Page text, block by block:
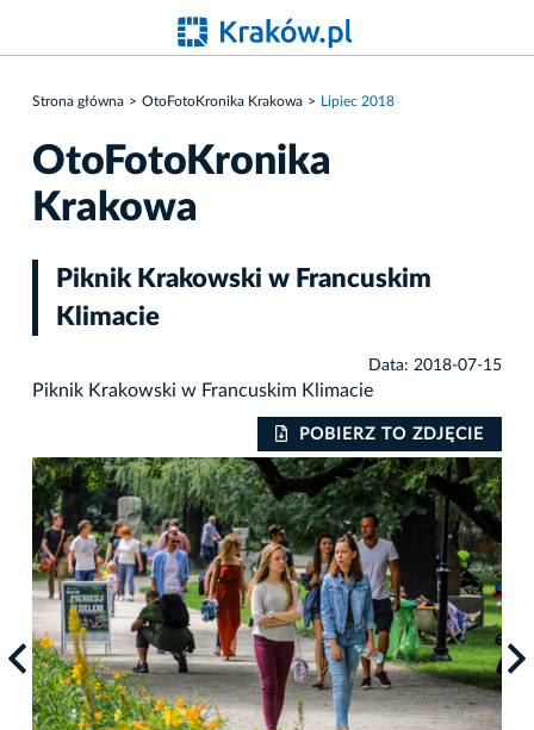
Strona główna OtoFotoKronika Krakowa Lipiec 2018
OtoFotoKronika
Krakowa
Piknik Krakowski w Francuskim
Klimacie
Data: 2018-07-15
Piknik Krakowski w Francuskim Klimacie
POBIERZ TO ZDJĘCIE